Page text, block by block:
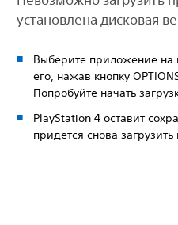
установлена дисковая
Выберите приложение на
его, нажав кнопку
Попробуйте начать
PlayStation 4 оставит
придется снова